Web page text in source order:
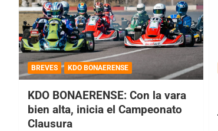
BREVES KDO BONAERENSE
KDO BONAERENSE: Con la vara
bien alta, inicia el Campeonato
Clausura